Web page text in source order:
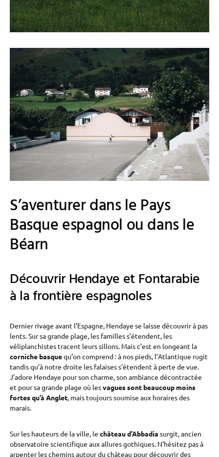
S’aventurer dans le Pays
Basque espagnol ou dans le
Béarn
Découvrir Hendaye et Fontarabie
à la frontière espagnoles
Dernier rivage avant l’Espagne, Hendaye se laisse découvrir à pas
lents. Sur sa grande plage, les familles s’étendent, les
véliplanchistes tracent leurs sillons. Mais c’est en longeant la
corniche basquequ’on comprend : à nos pieds, l’Atlantique rugit
tandis qu’à notre droite les falaises s’étendent à perte de vue.
J’adore Hendaye pour son charme, son ambiance décontractée
et pour sa grande plage où lesvagues sont beaucoup moins
fortes qu’à Anglet, mais toujours soumise aux horaires des
marais.
Sur les hauteurs de la ville, le château d’Abbadia surgit, ancien
observatoire scientifique aux allures gothiques. N’hésitez pas à
arpenter les chemins autour du château pour découvrir des